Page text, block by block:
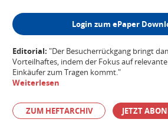
Login zum ePaper
Editorial: "Der Besucherrückgang bringt
Vorteilhaftes, indem der Fokus auf
Einkäufer zum Tragen kommt."
Weiterlesen
ZUM HEFTARCHIV JETZT